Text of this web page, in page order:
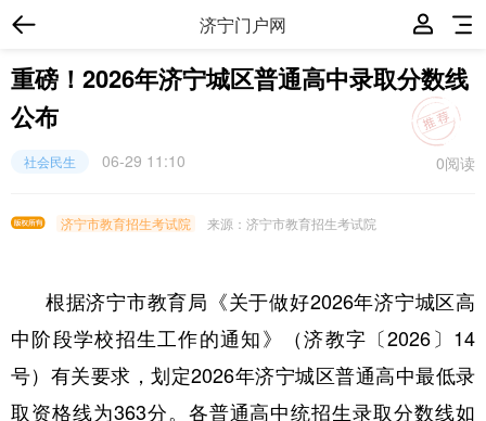
济宁门户网
重磅！2026年济宁城区普通高中录取分数线
公布
0阅读
社会民生 06-29 11:10
济宁市教育招生考试院 来源：济宁市教育招生考试院
根据济宁市教育局《关于做好2026年济宁城区高
中阶段学校招生工作的通知》（济教字〔2026〕14
号）有关要求，划定2026年济宁城区普通高中最低录
取资格线为363分。各普通高中统招生录取分数线如